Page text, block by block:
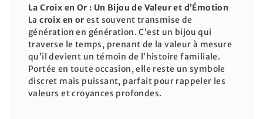
La Croix en Or : Un Bijou de Valeur et d’Émotion
Lacroix en or est souvent transmise de
génération en génération. C’est un bijou qui
traverse le temps, prenant de la valeur à mesure
qu’il devient un témoin de l’histoire familiale.
Portée en toute occasion, elle reste un symbole
discret mais puissant, parfait pour rappeler les
valeurs et croyances profondes.